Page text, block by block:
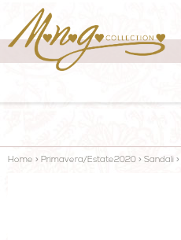
Home > Primavera/Estate2020 > Sandali >